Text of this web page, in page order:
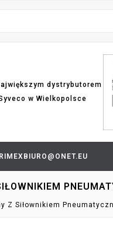
dystrybutorem
w Wielkopolsce
Z Siłownikiem